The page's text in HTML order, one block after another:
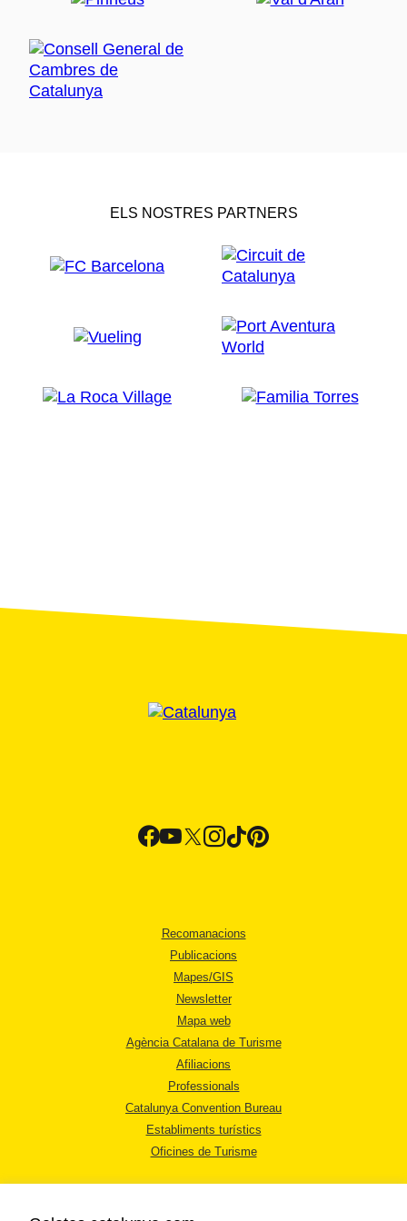
ELS NOSTRES PARTNERS
Recomanacions
Publicacions
Mapes/GIS
Newsletter
Mapa web
Agència Catalana de Turisme
Afiliacions
Professionals
Catalunya Convention Bureau
Establiments turístics
Oficines de Turisme